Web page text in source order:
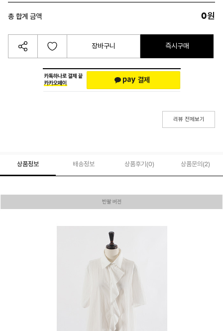
총 합계 금액 0원
장바구니 즉시구매
리뷰 전체보기
상품정보 배송정보 상품후기(0) 상품문의 (2)